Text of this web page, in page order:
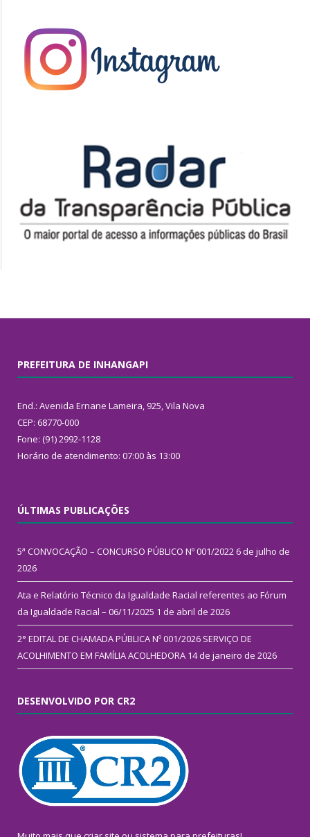
PREFEITURA DE INHANGAPI
End.: Avenida Ernane Lameira, 925, Vila Nova
CEP: 68770-000
Fone: (91) 2992-1128
Horário de atendimento: 07:00 às 13:00
ÚLTIMAS PUBLICAÇÕES
5ª CONVOCAÇÃO – CONCURSO PÚBLICO Nº 001/2022 6 de julho de
2026
Ata e Relatório Técnico da Igualdade Racial referentes ao Fórum
da Igualdade Racial – 06/11/2025 1 de abril de 2026
2° EDITAL DE CHAMADA PÚBLICA Nº 001/2026 SERVIÇO DE
ACOLHIMENTO EM FAMÍLIA ACOLHEDORA 14 de janeiro de 2026
DESENVOLVIDO POR CR2